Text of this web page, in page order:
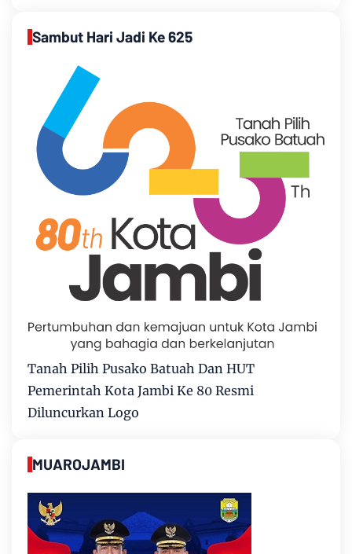
Sambut Hari Jadi Ke 625
Tanah Pilih Pusako Batuah Dan HUT
Pemerintah Kota Jambi Ke 80 Resmi
Diluncurkan Logo
MUAROJAMBI